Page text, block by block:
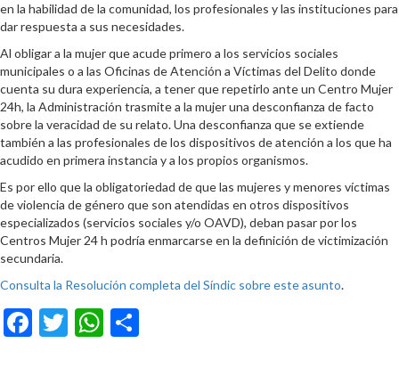
en la habilidad de la comunidad, los profesionales y las instituciones para
dar respuesta a sus necesidades.
Al obligar a la mujer que acude primero a los servicios sociales
municipales o a las Oficinas de Atención a Víctimas del Delito donde
cuenta su dura experiencia, a tener que repetirlo ante un Centro Mujer
24h, la Administración trasmite a la mujer una desconfianza de facto
sobre la veracidad de su relato. Una desconfianza que se extiende
también a las profesionales de los dispositivos de atención a los que ha
acudido en primera instancia y a los propios organismos.
Es por ello que la obligatoriedad de que las mujeres y menores víctimas
de violencia de género que son atendidas en otros dispositivos
especializados (servicios sociales y/o OAVD), deban pasar por los
Centros Mujer 24 h podría enmarcarse en la definición de victimización
secundaria.
Consulta la Resolución completa del Síndic sobre este asunto.
Facebook
TwitterWhatsApp